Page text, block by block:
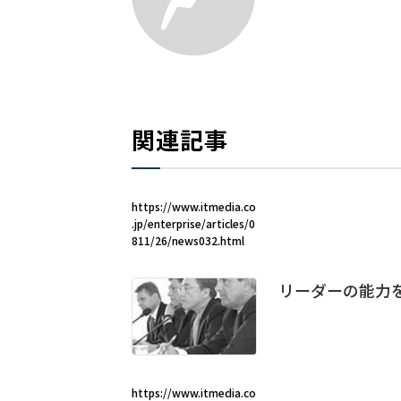
関連記事
https://www.itmedia.co
.jp/enterprise/articles/0
811/26/news032.html
リーダーの能力
https://www.itmedia.co